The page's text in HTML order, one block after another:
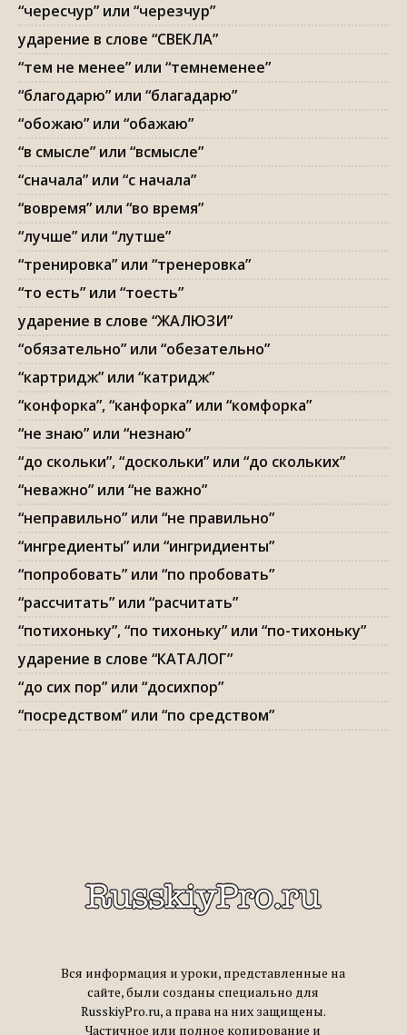
“чересчур” или “черезчур”
ударение в слове “СВЕКЛА”
“тем не менее” или “темнеменее”
“благодарю” или “благадарю”
“обожаю” или “обажаю”
“в смысле” или “всмысле”
“сначала” или “с начала”
“вовремя” или “во время”
“лучше” или “лутше”
“тренировка” или “тренеровка”
“то есть” или “тоесть”
ударение в слове “ЖАЛЮЗИ”
“обязательно” или “обезательно”
“картридж” или “катридж”
“конфорка”, “канфорка” или “комфорка”
“не знаю” или “незнаю”
“до скольки”, “доскольки” или “до скольких”
“неважно” или “не важно”
“неправильно” или “не правильно”
“ингредиенты” или “ингридиенты”
“попробовать” или “по пробовать”
“рассчитать” или “расчитать”
“потихоньку”, “по тихоньку” или “по-тихоньку”
ударение в слове “КАТАЛОГ”
“до сих пор” или “досихпор”
“посредством” или “по средством”
Вся информация и уроки, представленные на
сайте, были созданы специально для
RusskiyPro.ru, а права на них защищены.
Частичное или полное копирование и